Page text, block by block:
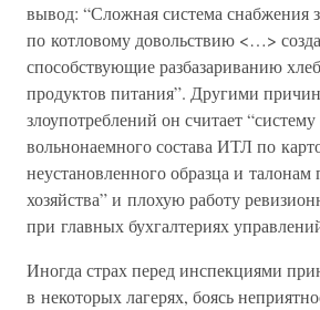
вывод: “Сложная система снабжения
по котловому довольствию <…>
способствующие разбазариванию
продуктов питания”. Другими
злоупотреблений он считает
вольнонаемного состава ИТЛ по
неустановленного образца и талонам
хозяйства” и плохую работу
при главных бухгалтериях
Иногда страх перед инспекциями
в некоторых лагерях, боясь